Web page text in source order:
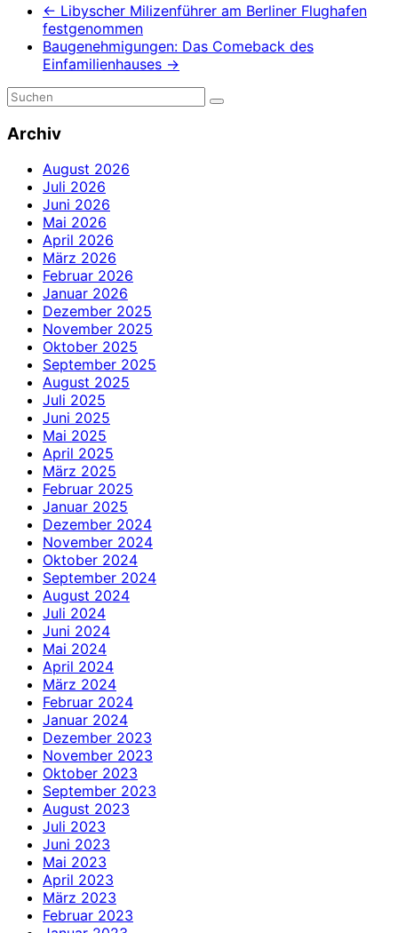
← Libyscher Milizenführer am Berliner Flughafen
festgenommen
Baugenehmigungen: Das Comeback des
Einfamilienhauses →
Archiv
August 2026
Juli 2026
Juni 2026
Mai 2026
April 2026
März 2026
Februar 2026
Januar 2026
Dezember 2025
November 2025
Oktober 2025
September 2025
August 2025
Juli 2025
Juni 2025
Mai 2025
April 2025
März 2025
Februar 2025
Januar 2025
Dezember 2024
November 2024
Oktober 2024
September 2024
August 2024
Juli 2024
Juni 2024
Mai 2024
April 2024
März 2024
Februar 2024
Januar 2024
Dezember 2023
November 2023
Oktober 2023
September 2023
August 2023
Juli 2023
Juni 2023
Mai 2023
April 2023
März 2023
Februar 2023